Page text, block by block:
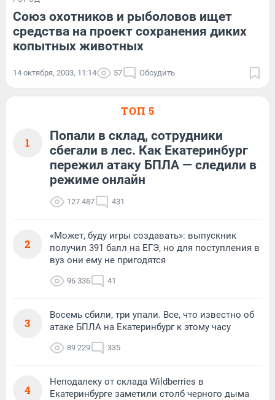
Союз охотников и рыболовов ищет
средства на проект сохранения диких
копытных животных
14 октября, 2003, 11:14 57 Обсудить
ТОП 5
1
Попали в склад, сотрудники
сбегали в лес. Как Екатеринбург
пережил атаку БПЛА — следили в
режиме онлайн
127 487 431
2
«Может, буду игры создавать»: выпускник
получил 391 балл на ЕГЭ, но для поступления в
вуз они ему не пригодятся
96 336 41
3
Восемь сбили, три упали. Все, что известно об
атаке БПЛА на Екатеринбург к этому часу
89 229 335
4
Неподалеку от склада Wildberries в
Екатеринбурге заметили столб черного дыма